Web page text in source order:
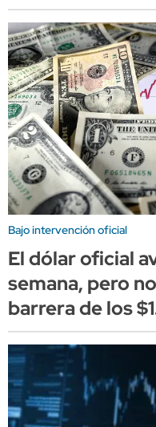
Bajo intervención oficial
El dólar oficial
semana, pero
barrera de los